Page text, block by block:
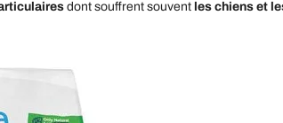
dont souffrent souvent les chiens et